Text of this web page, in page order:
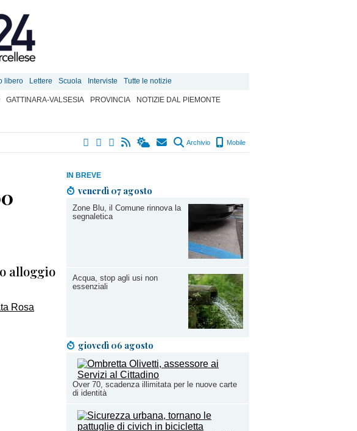
libero Lettere Scuola Interviste Tutte le notizie
GATTINARA-VALSESIA PROVINCIA
NOTIZIE DAL PIEMONTE
Archivio Mobile
IN BREVE
venerdì 07 agosto
Zone Blu, il Comune rinnova la
segnaletica
Acqua, stop agli usi non
essenziali
giovedì 06 agosto
Over 70, scadenza illimitata per le nuove carte
di identità
alloggio